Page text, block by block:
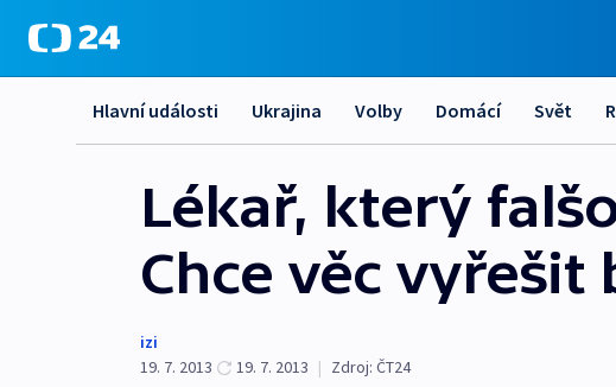
Hlavní události Ukrajina Volby Domácí Svět
Lékař, který
Chce věc vyřešit
izi
19. 7. 2013
19. 7. 2013 | Zdroj: ČT24